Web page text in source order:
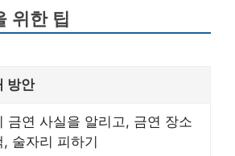
위한 팁
방안
금연 사실을 알리고, 금연 장소
, 술자리 피하기